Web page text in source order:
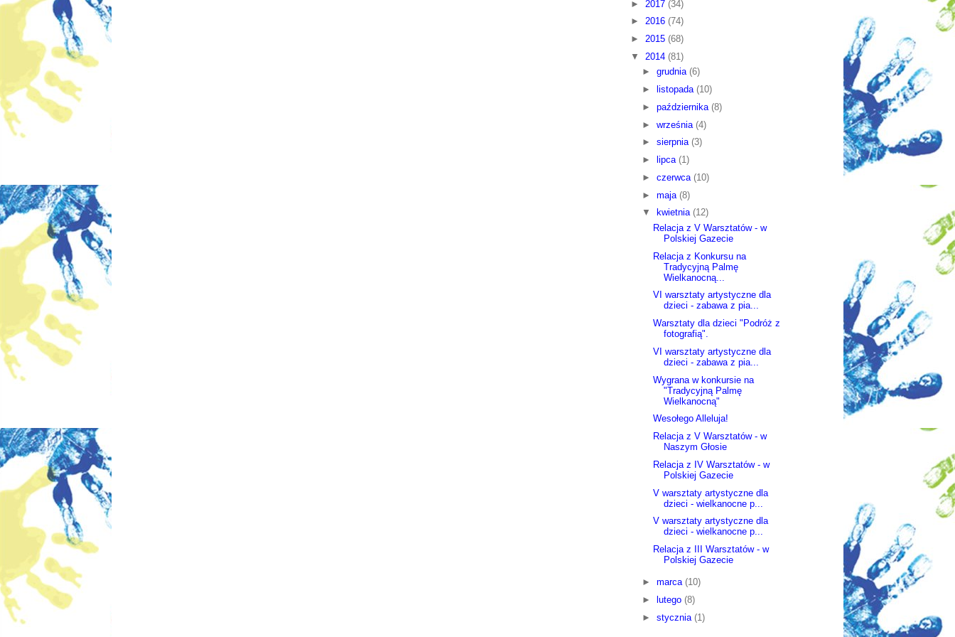
► 2017 (34)
► 2016 (74)
► 2015 (68)
▼ 2014 (81)
► grudnia (6)
►
listopada (10)
► października (8)
► września (4)
► sierpnia (3)
►
lipca (1)
► czerwca (10)
► maja (8)
▼
kwietnia (12)
Relacja z V Warsztatów - w
Polskiej Gazecie
Relacja z Konkursu na
Tradycyjną Palmę
Wielkanocną...
VI warsztaty artystyczne dla
dzieci - zabawa z pia...
Warsztaty dla dzieci "Podróż z
fotografią".
VI warsztaty artystyczne dla
dzieci - zabawa z pia...
Wygrana w konkursie na
"Tradycyjną Palmę
Wielkanocną"
Wesołego Alleluja!
Relacja z V Warsztatów - w
Naszym Głosie
Relacja z IV Warsztatów - w
Polskiej Gazecie
V warsztaty artystyczne dla
dzieci - wielkanocne p...
V warsztaty artystyczne dla
dzieci - wielkanocne p...
Relacja z III Warsztatów - w
Polskiej Gazecie
► marca (10)
►
lutego (8)
► stycznia (1)